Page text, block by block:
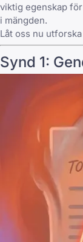
viktig egenskap
i mängden.
Låt oss nu
Synd 1: